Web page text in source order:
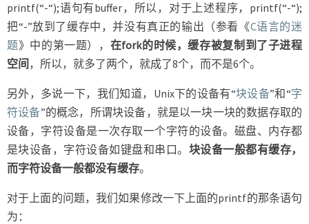
printf(“-“);语句有buffer，所以，对于上述程序，printf(“-“);
把“-”放到了缓存中，并没有真正的输出（参看《C语言的迷
题》中的第一题）， 在fork的时候，缓存被复制到了子进程
空间 ，所以，就多了两个，就成了8个，而不是6个。
另外，多说一下，我们知道，Unix下的设备有“块设备”和“字
符设备”的概念，所谓块设备，就是以一块一块的数据存取的
设备，字符设备是一次存取一个字符的设备。磁盘、内存都
是块设备，字符设备如键盘和串口。 块设备一般都有缓存，
而字符设备一般都没有缓存。
对于上面的问题，我们如果修改一下上面的printf的那条语句
为：